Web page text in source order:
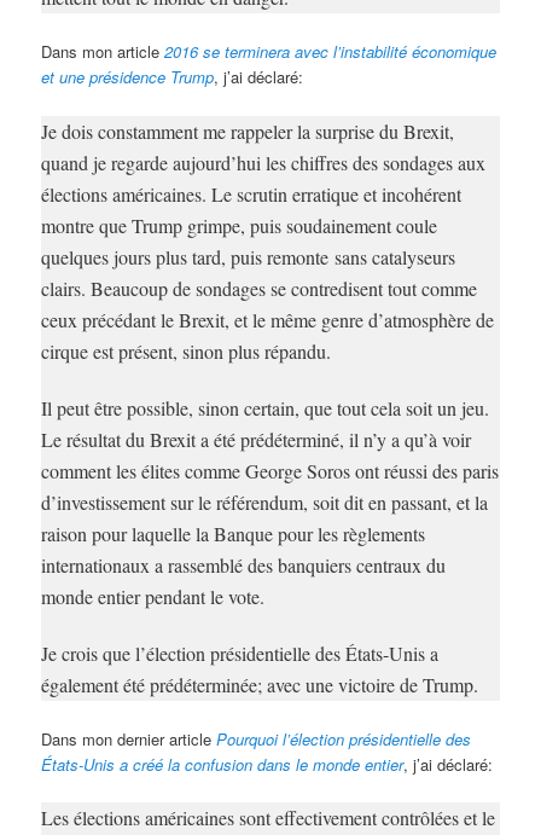
Dans mon article2016 se terminera avec l’instabilité économique
et une présidence Trump, j’ai déclaré:
Je dois constamment me rappeler la surprise du Brexit,
quand je regarde aujourd’hui les chiffres des sondages aux
élections américaines. Le scrutin erratique et incohérent
montre que Trump grimpe, puis soudainement coule
quelques jours plus tard, puis remonte sans catalyseurs
clairs. Beaucoup de sondages se contredisent tout comme
ceux précédant le Brexit, et le même genre d’atmosphère de
cirque est présent, sinon plus répandu.
Il peut être possible, sinon certain, que tout cela soit un jeu.
Le résultat du Brexit a été prédéterminé, il n’y a qu’à voir
comment les élites comme George Soros ont réussi des paris
d’investissement sur le référendum, soit dit en passant, et la
raison pour laquelle la Banque pour les règlements
internationaux a rassemblé des banquiers centraux du
monde entier pendant le vote.
Je crois que l’élection présidentielle des États-Unis a
également été prédéterminée; avec une victoire de Trump.
Dans mon dernier articlePourquoi l’élection présidentielle des
États-Unis a créé la confusion dans le monde entier, j’ai déclaré:
Les élections américaines sont effectivement contrôlées et le